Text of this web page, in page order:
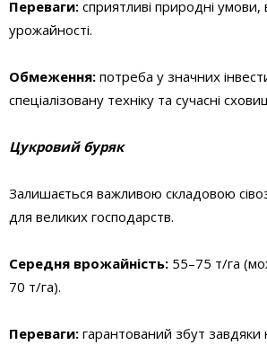
Переваги: сприятливі природні умови,
урожайності.
Обмеження: потреба у значних
спеціалізовану техніку та сучасні
Цукровий буряк
Залишається важливою складовою
для великих господарств.
Середня врожайність: 55–75 т/га
70 т/га).
Переваги: гарантований збут завдяки